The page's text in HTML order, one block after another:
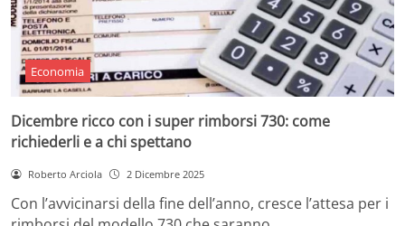
Economia
Dicembre ricco con i super rimborsi 730: come
richiederli e a chi spettano
Roberto Arciola 2 Dicembre 2025
Con l’avvicinarsi della fine dell’anno, cresce l’attesa per i